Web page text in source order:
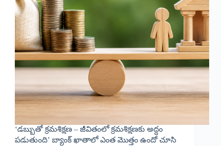
‘డబ్బుతో క్రమశిక్షణ – జీవితంలో క్రమశిక్షణకు అద్దం
పడుతుంది’ బ్యాంక్ ఖాతాలో ఎంత మొత్తం ఉందో చూసి